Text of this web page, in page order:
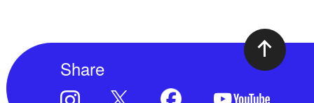
Share